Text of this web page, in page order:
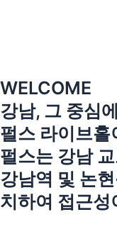
WELCOME
강남, 그 중심에
펄스 라이브
펄스는 강남
강남역 및 논
치하여 접근성